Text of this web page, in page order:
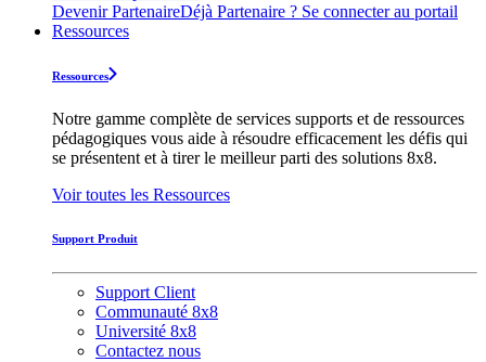
Devenir PartenaireDéjà Partenaire ? Se connecter au portail
Ressources
Ressources
Notre gamme complète de services supports et de ressources
pédagogiques vous aide à résoudre efficacement les défis qui
se présentent et à tirer le meilleur parti des solutions 8x8.
Voir toutes les Ressources
Support Produit
Support Client
Communauté 8x8
Université 8x8
Contactez nous